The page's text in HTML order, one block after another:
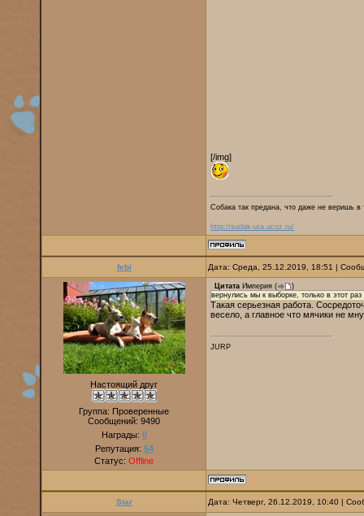
[/img]
Собака так предана, что даже не веришь
http://sudak-uta.ucoz.ru/
febi Дата: Среда, 25.12.2019, 18:51 |
Настоящий друг
Группа: Проверенные
Сообщений: 9490
Награды: 0
Репутация: 54
Статус: Offline
Цитата Империя (
)
вернулись мы к выборке, только в этот
Такая серьезная работа.
весело, а главное что мячики не
JURP
Star Дата: Четверг, 26.12.2019, 10:40 |